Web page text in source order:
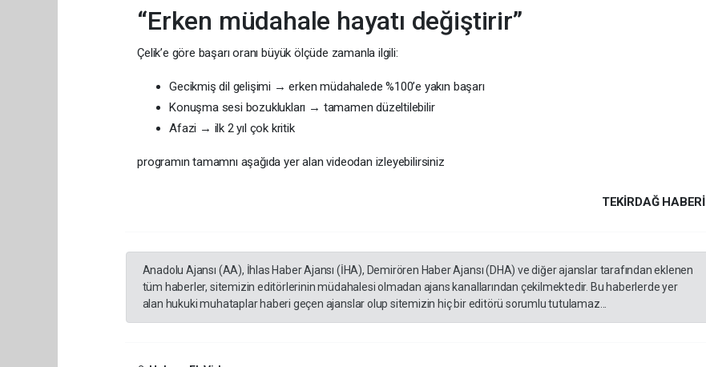
“Erken müdahale hayatı değiştirir”
Çelik’e göre başarı oranı büyük ölçüde zamanla ilgili:
Gecikmiş dil gelişimi → erken müdahalede %100’e yakın başarı
Konuşma sesi bozuklukları → tamamen düzeltilebilir
Afazi → ilk 2 yıl çok kritik
programın tamamnı aşağıda yer alan videodan izleyebilirsiniz
TEKIRDAĞ HABERİ
Anadolu Ajansı (AA), İhlas Haber Ajansı (İHA), Demirören Haber Ajansı (DHA) ve diğer ajanslar tarafından eklenen
tüm haberler, sitemizin editörlerinin müdahalesi olmadan ajans kanallarından çekilmektedir. Bu haberlerde yer
alan hukuki muhataplar haberi geçen ajanslar olup sitemizin hiç bir editörü sorumlu tutulamaz...